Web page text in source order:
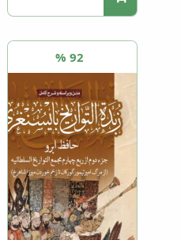
92 %